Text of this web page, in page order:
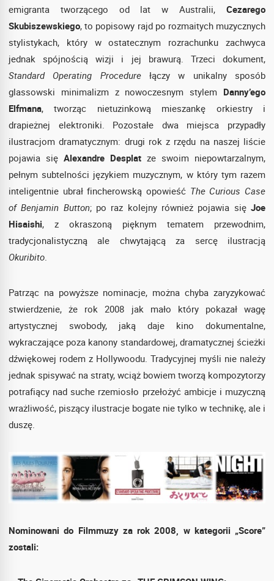
emigranta tworzącego od lat w Australii, Cezarego
Skubiszewskiego, to popisowy rajd po rozmaitych muzycznych
stylistykach, który w ostatecznym rozrachunku zachwyca
jednak spójnością wizji i jej brawurą. Trzeci dokument,
Standard Operating Procedurełączy w unikalny sposób
glassowski minimalizm z nowoczesnym stylem Danny’ego
Elfmana, tworząc nietuzinkową mieszankę orkiestry i
drapieżnej elektroniki. Pozostałe dwa miejsca przypadły
ilustracjom dramatycznym: drugi rok z rzędu na naszej liście
pojawia się Alexandre Desplat ze swoim niepowtarzalnym,
pełnym subtelności językiem muzycznym, w który tym razem
inteligentnie ubrał fincherowską opowieść The Curious Case
of Benjamin Button; po raz kolejny również pojawia sięJoe
Hisaishi, z okraszoną pięknym tematem przewodnim,
tradycjonalistyczną ale chwytającą za sercę ilustracją
Okuribito.
Patrząc na powyższe nominacje, można chyba zaryzykować
stwierdzenie, że rok 2008 jak mało który pokazał wagę
artystycznej swobody, jaką daje kino dokumentalne,
wykraczające poza kanony standardowej, dramatycznej ścieżki
dźwiękowej rodem z Hollywoodu. Tradycyjnej myśli nie należy
jednak spisywać na straty, wciąż bowiem tworzą kompozytorzy
potrafiący nad suche rzemiosło przełożyć ambicje i muzyczną
wrażliwość, piszący ilustracje bogate nie tylko w technikę, ale i
duszę.
Nominowani do Filmmuzy za rok 2008, w kategorii „Score”
zostali: